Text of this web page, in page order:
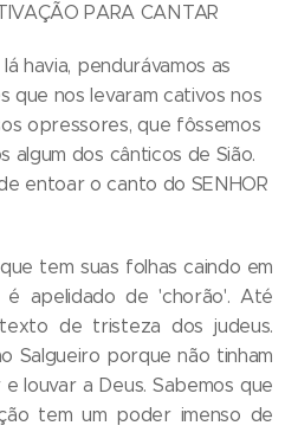
PARA CANTAR
havia, pendurávamos as
que nos levaram cativos nos
opressores, que fôssemos
algum dos cânticos de Sião.
entoar o canto do SENHOR
tem suas folhas caindo em
apelidado de 'chorão'. Até
de tristeza dos judeus.
Salgueiro porque não tinham
louvar a Deus. Sabemos que
tem um poder imenso de